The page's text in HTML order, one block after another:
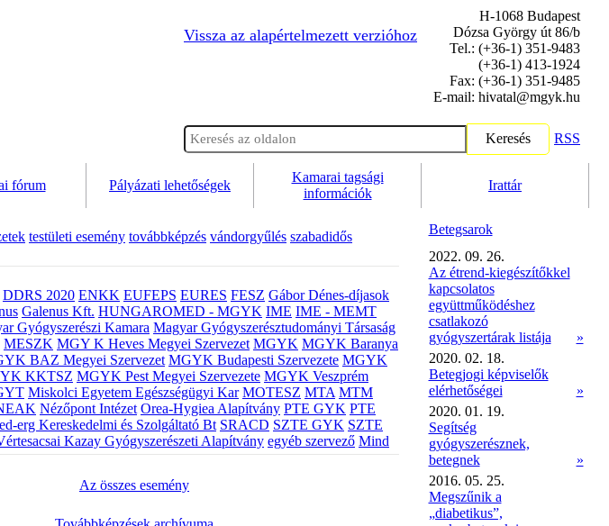
Vissza az alapértelmezett verzióhoz
H-1068 Budapest
Dózsa György út 86/b
Tel.: (+36-1) 351-9483
(+36-1) 413-1924
Fax: (+36-1) 351-9485
E-mail: hivatal@mgyk.hu
Keresés RSS
fórum Pályázati lehetőségek
Kamarai tagsági
információk
Irattár
testületi esemény továbbképzés vándorgyűlés szabadidős
DDRS 2020 ENKK EUFEPS EURES FESZ Gábor Dénes-díjasok
Galenus Kft. HUNGAROMED - MGYK IME IME - MEMT
Gyógyszerészi Kamara Magyar Gyógyszerésztudományi Társaság
MESZK MGY K Heves Megyei Szervezet MGYK MGYK Baranya
BAZ Megyei Szervezet MGYK Budapesti Szervezete MGYK
KKTSZ MGYK Pest Megyei Szervezete MGYK Veszprém
Miskolci Egyetem Egészségügyi Kar MOTESZ MTA MTM
Nézőpont Intézet Orea-Hygiea Alapítvány PTE GYK PTE
erg Kereskedelmi és Szolgáltató Bt SRACD SZTE GYK SZTE
Kazay Gyógyszerészeti Alapítvány egyéb szervező Mind
Az összes esemény
Betegsarok
2022. 09. 26.
Az étrend-kiegészítőkkel
kapcsolatos
együttműködéshez
csatlakozó
gyógyszertárak listája
»
2020. 02. 18.
Betegjogi képviselők
elérhetőségei
»
2020. 01. 19.
Segítség
gyógyszerésznek,
betegnek
»
2016. 05. 25.
Megszűnik a
„diabetikus”,